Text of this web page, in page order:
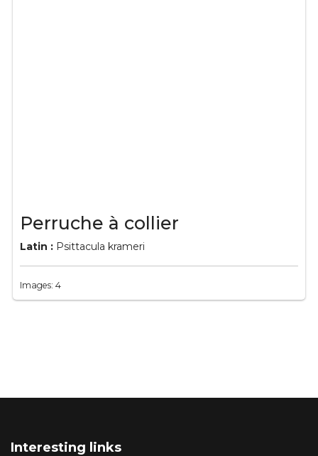
Perruche à collier
Latin : Psittacula krameri
Images: 4
Interesting links